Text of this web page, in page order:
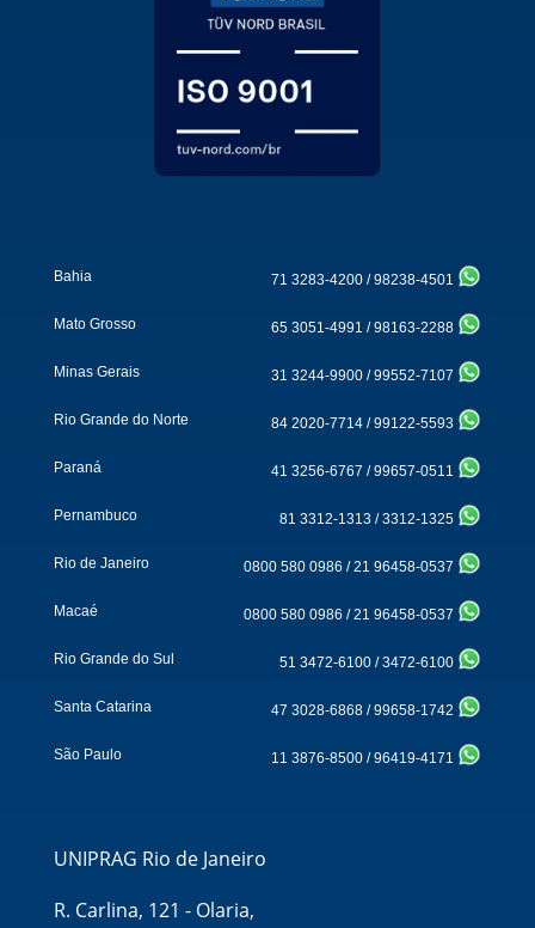
Bahia 71 3283-4200 /98238-4501
Mato Grosso 65 3051-4991 /98163-2288
Minas Gerais 31 3244-9900 /99552-7107
Rio Grande do Norte 84 2020-7714 /99122-5593
Paraná 41 3256-6767 /99657-0511
Pernambuco 81 3312-1313 /3312-1325
Rio de Janeiro 0800 580 0986 /21 96458-0537
Macaé 0800 580 0986 /21 96458-0537
Rio Grande do Sul 51 3472-6100 /3472-6100
Santa Catarina 47 3028-6868 /99658-1742
São Paulo 11 3876-8500 /96419-4171
UNIPRAG Rio de Janeiro
R. Carlina, 121 - Olaria,